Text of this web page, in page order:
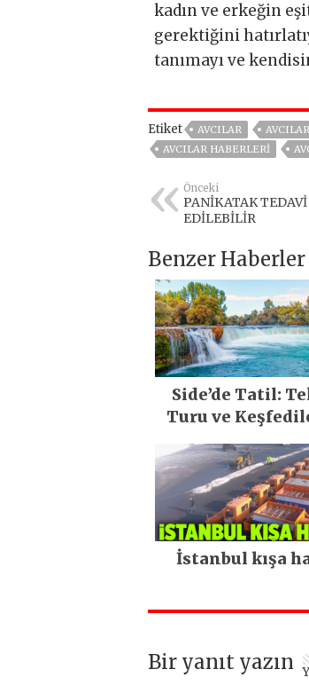
kadın ve erkeğin
gerektiğini
tanımayı ve
Etiket AVCILAR
AVCILAR HABERLERI
Önceki
PANİKATAK TEDAVİ
EDİLEBİLİR
Benzer Haberler
Side’de Tatil:
Turu ve
İstanbul kışa
Bir yanıt yazın